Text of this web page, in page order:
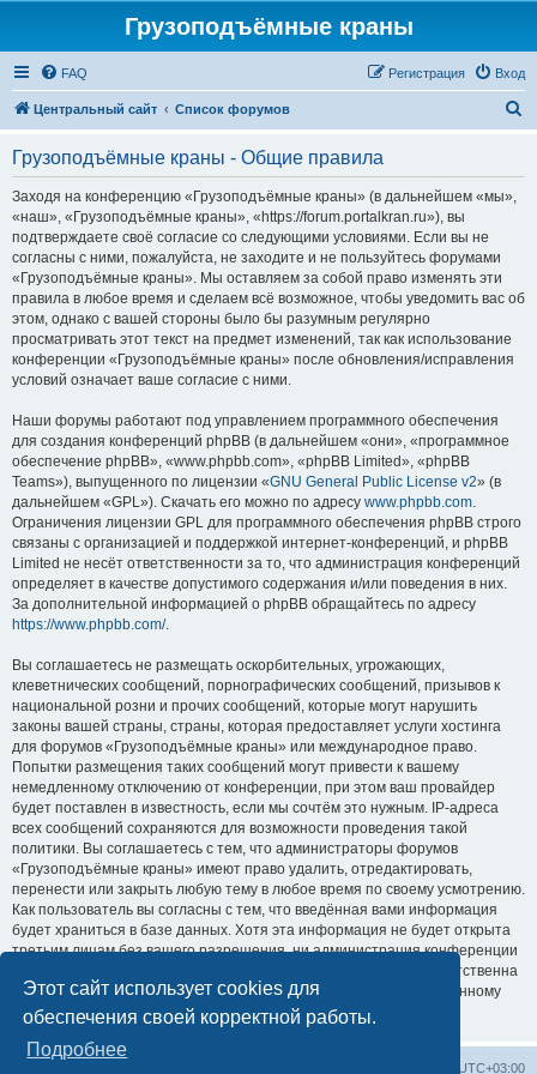
Этот сайт использует cookies для
обеспечения своей корректной работы.
Подробнее
Грузоподъёмные краны
FAQ Вход
Регистрация
Центральный сайт Список форумов
Грузоподъёмные краны - Общие правила
Заходя на конференцию «Грузоподъёмные краны» (в дальнейшем «мы»,
«наш», «Грузоподъёмные краны», «https://forum.portalkran.ru»), вы
подтверждаете своё согласие со следующими условиями. Если вы не
согласны с ними, пожалуйста, не заходите и не пользуйтесь форумами
«Грузоподъёмные краны». Мы оставляем за собой право изменять эти
правила в любое время и сделаем всё возможное, чтобы уведомить вас об
этом, однако с вашей стороны было бы разумным регулярно
просматривать этот текст на предмет изменений, так как использование
конференции «Грузоподъёмные краны» после обновления/исправления
условий означает ваше согласие с ними.
Наши форумы работают под управлением программного обеспечения
для создания конференций phpBB (в дальнейшем «они», «программное
обеспечение phpBB», «www.phpbb.com», «phpBB Limited», «phpBB
Teams»), выпущенного по лицензии «GNU General Public License v2» (в
дальнейшем «GPL»). Скачать его можно по адресу www.phpbb.com.
Ограничения лицензии GPL для программного обеспечения phpBB строго
связаны с организацией и поддержкой интернет-конференций, и phpBB
Limited не несёт ответственности за то, что администрация конференций
определяет в качестве допустимого содержания и/или поведения в них.
За дополнительной информацией о phpBB обращайтесь по адресу
https://www.phpbb.com/.
Вы соглашаетесь не размещать оскорбительных, угрожающих,
клеветнических сообщений, порнографических сообщений, призывов к
национальной розни и прочих сообщений, которые могут нарушить
законы вашей страны, страны, которая предоставляет услуги хостинга
для форумов «Грузоподъёмные краны» или международное право.
Попытки размещения таких сообщений могут привести к вашему
немедленному отключению от конференции, при этом ваш провайдер
будет поставлен в известность, если мы сочтём это нужным. IP-адреса
всех сообщений сохраняются для возможности проведения такой
политики. Вы соглашаетесь с тем, что администраторы форумов
«Грузоподъёмные краны» имеют право удалить, отредактировать,
перенести или закрыть любую тему в любое время по своему усмотрению.
Как пользователь вы согласны с тем, что введённая вами информация
будет храниться в базе данных. Хотя эта информация не будет открыта
третьим лицам без вашего разрешения, ни администрация конференции
«Грузоподъёмные краны», ни phpBB Limited не может быть ответственна
за действия хакеров, которые могут привести к несанкционированному
доступу к ней.
UTC+03:00